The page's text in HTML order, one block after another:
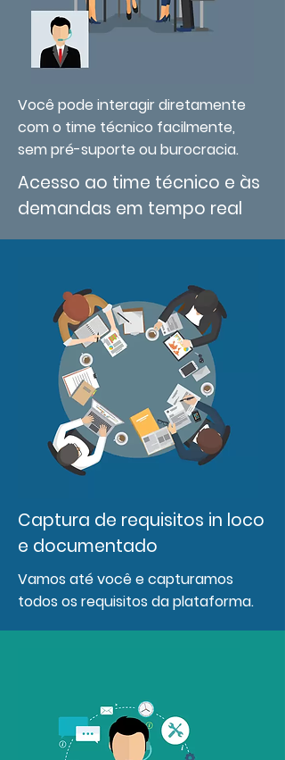
Você pode interagir diretamente
com o time técnico facilmente,
sem pré-suporte ou burocracia.
Acesso ao time técnico e às
demandas em tempo real
Captura de requisitos in loco
e documentado
Vamos até você e capturamos
todos os requisitos da plataforma.